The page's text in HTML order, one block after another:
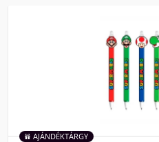
AJÁNDÉKTÁRGY